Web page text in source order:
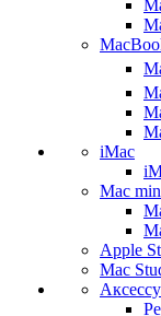
iMac
Mac
Apple
Mac